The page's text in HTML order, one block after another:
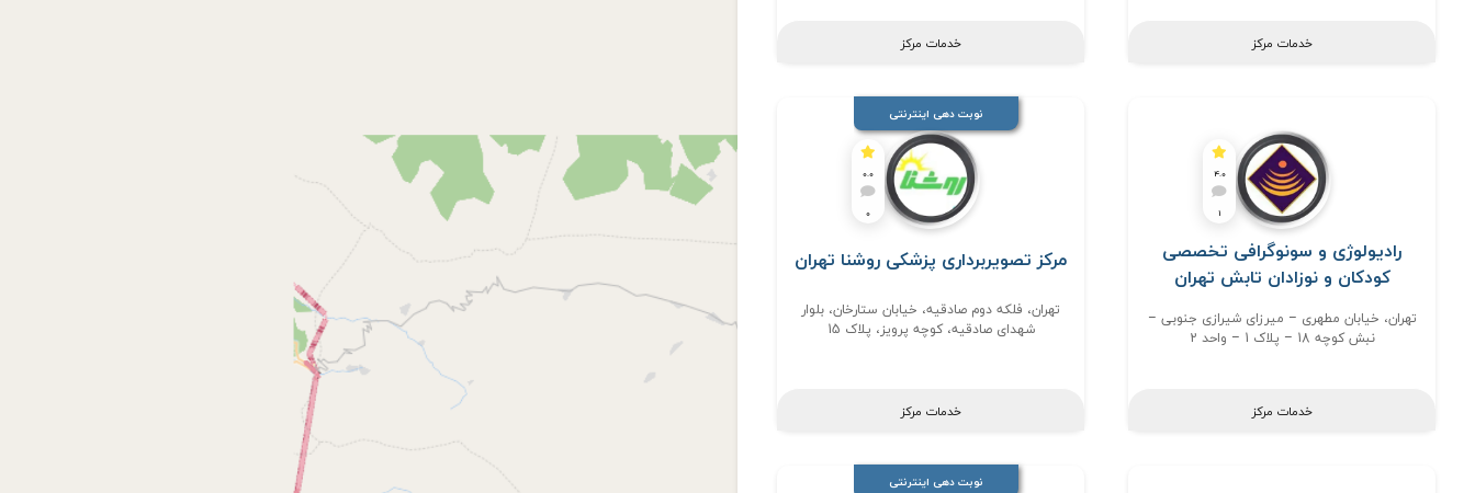
خدمات مرکز خدمات مرکز
4.0
1
رادیولوژی و سونوگرافی تخصصی
کودکان و نوزادان تابش تهران
تهران، خیابان مطهری – میرزای شیرازی جنوبی –
نبش کوچه 18 – پلاک 1 – واحد 2
خدمات مرکز
نوبت دهی اینترنتی
0.0
0
مرکز تصویربرداری پزشکی روشنا تهران
تهران، فلکه دوم صادقیه، خیابان ستارخان، بلوار
شهدای صادقیه، کوچه پرویز، پلاک 15
خدمات مرکز
نوبت دهی اینترنتی